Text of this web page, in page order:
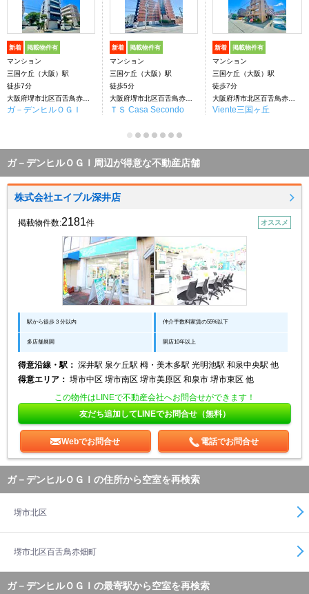
新着 掲載物件有
マンション
三国ケ丘（大阪）駅
徒歩7分
ガ－デンヒルＯＧＩ
新着 掲載物件有
マンション
三国ケ丘（大阪）駅
徒歩5分
ＴＳ Casa Secondo
新着 掲載物件有
マンション
三国ケ丘（大阪）駅
徒歩7分
Viente三国ヶ丘
ガ－デンヒルＯＧＩ周辺が得意な不動産店舗
株式会社エイブル深井店
掲載物件数:2181件 オススメ
駅から徒歩３分以内 仲介手数料家賃の55%以下
多店舗展開 開店10年以上
得意沿線・駅： 深井駅 泉ケ丘駅 栂・美木多駅 光明池駅 和泉中央駅 他
得意エリア： 堺市中区 堺市南区 堺市美原区 和泉市 堺市東区 他
この物件はLINEで不動産会社へお問合せができます！
友だち追加してLINEでお問合せ（無料）
Webでお問合せ 電話でお問合せ
ガ－デンヒルＯＧＩの住所から空室を再検索
堺市北区
堺市北区百舌鳥赤畑町
ガ－デンヒルＯＧＩの最寄駅から空室を再検索